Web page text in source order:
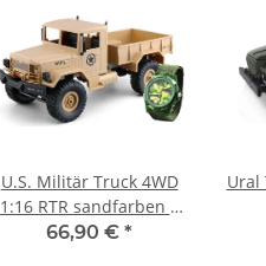
U.S. Militär Truck 4WD
1:16 RTR sandfarben +
Uhr
66,90 € *
Ural